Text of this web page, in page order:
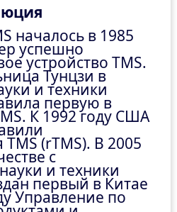
началось в 1985
успешно
устройство TMS.
Тунцзи в
и техники
первую в
К 1992 году США
(rTMS). В 2005
с
и техники
первый в Китае
Управление по